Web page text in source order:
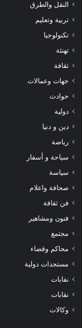
النقل والطرق
تربية وتعليم
تكنولوجيا
تهنئة
ثقافة
جهات وعمالات
حوادث
دولية
دين و دنيا
رياضة
سياحة و أسفار
سياسة
صحافة واعلام
فن ثقافة
فنون ومشاهير
مجتمع
محاكم وقضاء
مستجدات دولية
نفابات
نقابات
وكالات